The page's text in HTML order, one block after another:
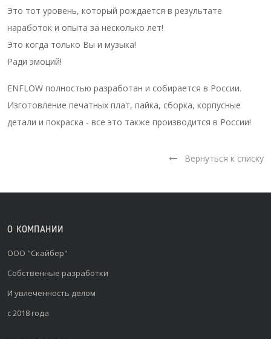
Это тот уровень, который рождается в результате
наработок и опыта за несколько лет!
Это когда только Вы и музыка!
Ради эмоций!
ENFLOW полностью разработан и собирается в России.
Изготовление печатных плат, пайка, сборка, корпусные
детали и покраска - все это также производится в России!
Вернуться к списку
О КОМПАНИИ
ООО "Скайбер"
Собственные разработки
И увлеченность делом
с 2018 года